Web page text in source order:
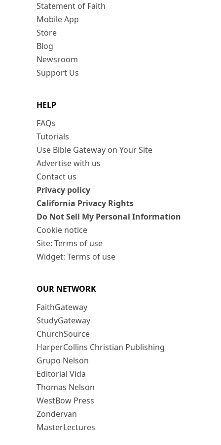
Statement of Faith
Mobile App
Store
Blog
Newsroom
Support Us
HELP
FAQs
Tutorials
Use Bible Gateway on Your Site
Advertise with us
Contact us
Privacy policy
California Privacy Rights
Do Not Sell My Personal Information
Cookie notice
Site: Terms of use
Widget: Terms of use
OUR NETWORK
FaithGateway
StudyGateway
ChurchSource
HarperCollins Christian Publishing
Grupo Nelson
Editorial Vida
Thomas Nelson
WestBow Press
Zondervan
MasterLectures